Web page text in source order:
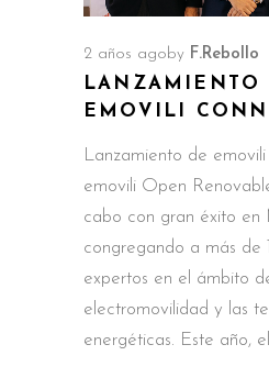
2 años agoby F.Rebollo
LANZAMIENTO
EMOVILI
Lanzamiento de
emovili Open
cabo con gran éxito en
congregando a más de
expertos en el ámbito
electromovilidad y las
energéticas. Este año,